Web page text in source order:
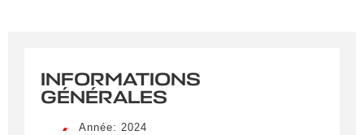
INFORMATIONS
GÉNÉRALES
Année: 2024